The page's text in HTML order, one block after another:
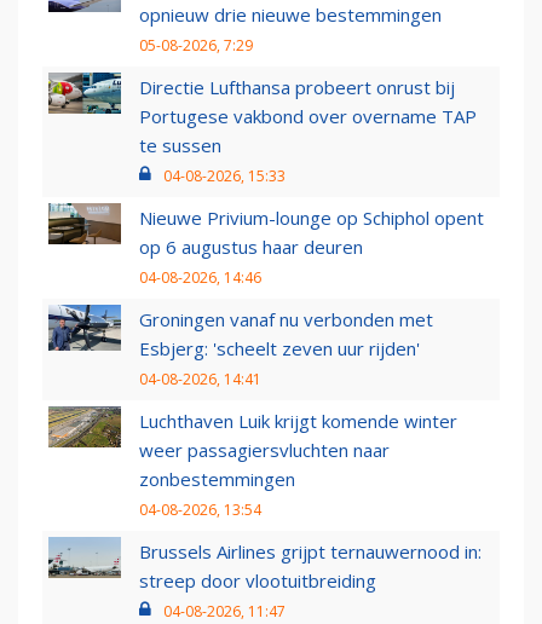
opnieuw drie nieuwe bestemmingen
05-08-2026, 7:29
Directie Lufthansa probeert onrust bij
Portugese vakbond over overname TAP
te sussen
04-08-2026, 15:33
Nieuwe Privium-lounge op Schiphol opent
op 6 augustus haar deuren
04-08-2026, 14:46
Groningen vanaf nu verbonden met
Esbjerg: 'scheelt zeven uur rijden'
04-08-2026, 14:41
Luchthaven Luik krijgt komende winter
weer passagiersvluchten naar
zonbestemmingen
04-08-2026, 13:54
Brussels Airlines grijpt ternauwernood in:
streep door vlootuitbreiding
04-08-2026, 11:47